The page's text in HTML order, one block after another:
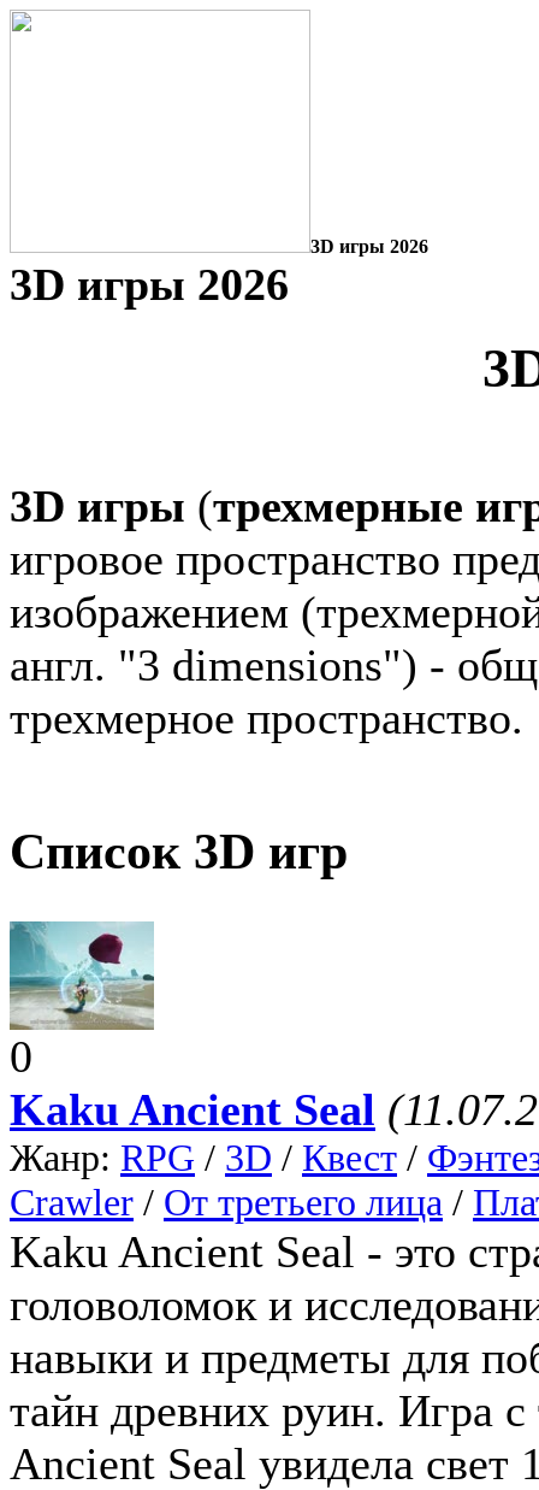
3D игры 2026
3D игры 2026
3D игры (трехмерные
игровое пространство
изображением
англ. "3 dimensions") -
трехмерное пространство.
Список 3D игр
0
Kaku Ancient Seal
Жанр: RPG / 3D / Квест /
Crawler / От третьего лица /
Kaku Ancient Seal - это
головоломок и
навыки и предметы для
тайн древних руин. Игра
Ancient Seal увидела свет